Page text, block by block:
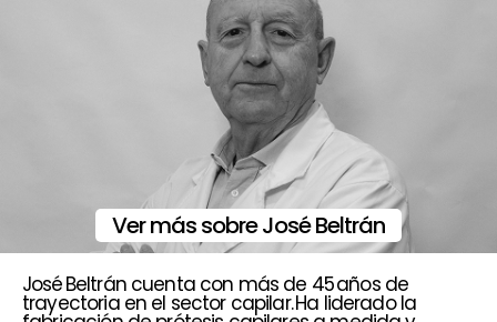
Ver más sobre José Beltrán
José Beltrán cuenta con más de 45 años de
trayectoria en el sector capilar. Ha liderado la